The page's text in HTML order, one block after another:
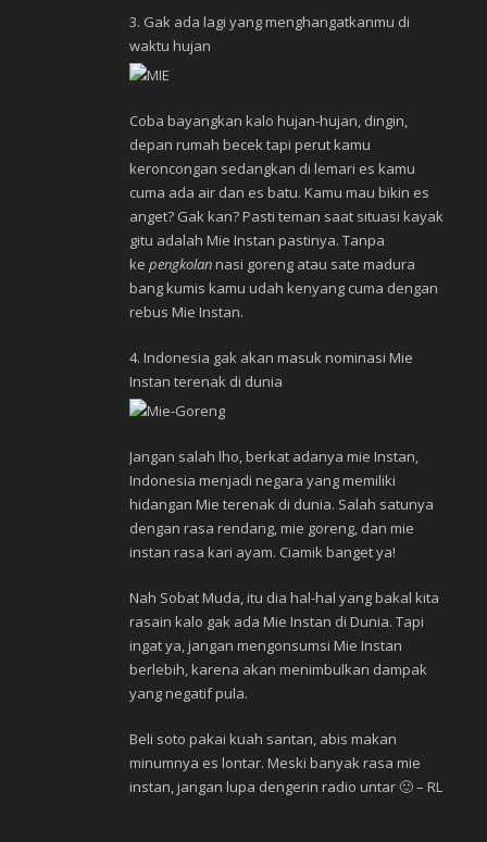
3. Gak ada lagi yang menghangatkanmu di
waktu hujan
Coba bayangkan kalo hujan-hujan, dingin,
depan rumah becek tapi perut kamu
keroncongan sedangkan di lemari es kamu
cuma ada air dan es batu. Kamu mau bikin es
anget? Gak kan? Pasti teman saat situasi kayak
gitu adalah Mie Instan pastinya. Tanpa
ke pengkolan nasi goreng atau sate madura
bang kumis kamu udah kenyang cuma dengan
rebus Mie Instan.
4. Indonesia gak akan masuk nominasi Mie
Instan terenak di dunia
Jangan salah lho, berkat adanya mie Instan,
Indonesia menjadi negara yang memiliki
hidangan Mie terenak di dunia. Salah satunya
dengan rasa rendang, mie goreng, dan mie
instan rasa kari ayam. Ciamik banget ya!
Nah Sobat Muda, itu dia hal-hal yang bakal kita
rasain kalo gak ada Mie Instan di Dunia. Tapi
ingat ya, jangan mengonsumsi Mie Instan
berlebih, karena akan menimbulkan dampak
yang negatif pula.
Beli soto pakai kuah santan, abis makan
minumnya es lontar. Meski banyak rasa mie
instan, jangan lupa dengerin radio untar 🙂 – RL